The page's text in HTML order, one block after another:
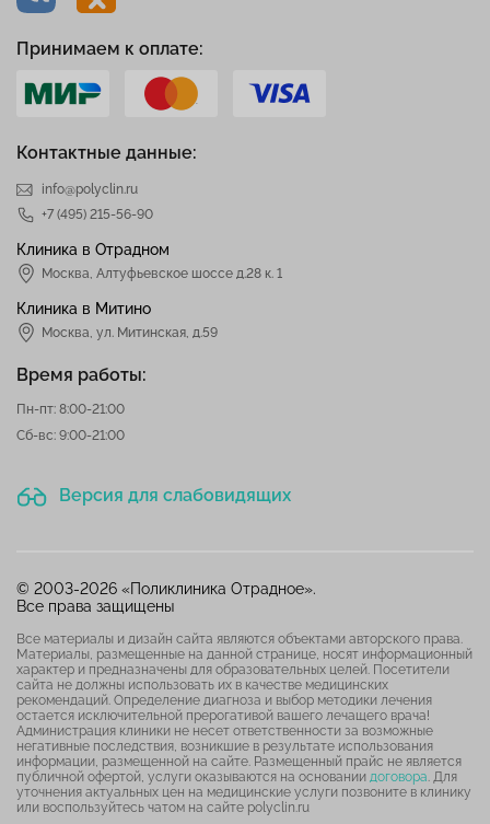
Контактные данные:
info@polyclin.ru
+7 (495) 215-56-90
Клиника в Отрадном
Москва, Алтуфьевское шоссе д.28 к. 1
Клиника в Митино
Москва, ул. Митинская, д.59
Время работы:
Пн-пт: 8:00-21:00
Сб-вс: 9:00-21:00
Версия для слабовидящих
Принимаем к оплате:
© 2003-2026 «Поликлиника Отрадное».
Все права защищены
Все материалы и дизайн сайта являются объектами авторского права.
Материалы, размещенные на данной странице, носят информационный
характер и предназначены для образовательных целей. Посетители
сайта не должны использовать их в качестве медицинских
рекомендаций. Определение диагноза и выбор методики лечения
остается исключительной прерогативой вашего лечащего врача!
Администрация клиники не несет ответственности за возможные
негативные последствия, возникшие в результате использования
информации, размещенной на сайте. Размещенный прайс не является
публичной офертой, услуги оказываются на основании договора. Для
уточнения актуальных цен на медицинские услуги позвоните в клинику
или воспользуйтесь чатом на сайте polyclin.ru